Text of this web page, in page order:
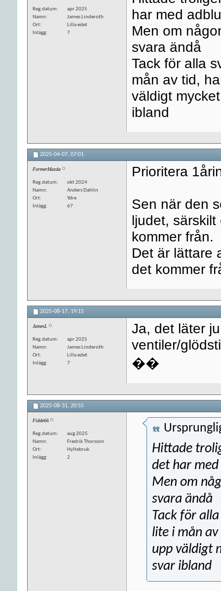
Reg.datum
apr 2025
Namn
James Linderoth
Ort
Lilla edet
Inlägg
7
har med
Men om
svara ändå
Tack för alla
mån av tid,
väldigt
ibland
2025-04-07, 07:01
FormerMazda
Reg.datum
okt 2024
Namn
Anders Dahlin
Ort
Ydre
Inlägg
67
Prioritera
Sen när den
ljudet,
kommer från.
Det är lättare
det kommer
2025-08-17, 19:15
JamesL
Reg.datum
apr 2025
Namn
James Linderoth
Ort
Lilla edet
Inlägg
7
Ja, det läter
ventiler/
��
2025-08-31, 20:55
Fidde66
Reg.datum
aug 2025
Namn
Fredrik Thorsson
Ort
Hyltebruk
Inlägg
2
Hittade
det har
Men om
svara ändå
Tack för
lite i mån
upp väldigt
svar ibland